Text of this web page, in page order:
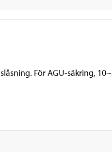
För AGU-säkring,